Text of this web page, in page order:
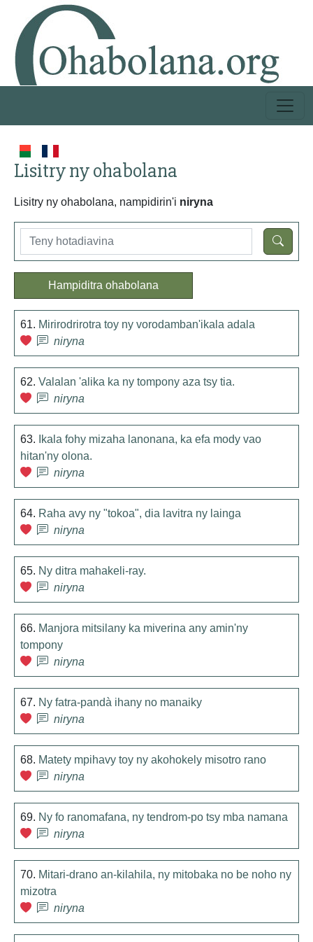
Lisitry ny ohabolana
Lisitry ny ohabolana, nampidirin'i niryna
Hampiditra ohabolana
61. Mirirodrirotra toy ny vorodamban'ikala adala
niryna
62. Valalan 'alika ka ny tompony aza tsy tia.
niryna
63.
Ikala fohy mizaha lanonana, ka efa mody vao
hitan'ny olona.
niryna
64. Raha avy ny "tokoa", dia lavitra ny lainga
niryna
65. Ny ditra mahakeli-ray.
niryna
66. Manjora mitsilany ka miverina any amin'ny
tompony
niryna
67. Ny fatra-pandà ihany no manaiky
niryna
68. Matety mpihavy toy ny akohokely misotro rano
niryna
69. Ny fo ranomafana, ny tendrom-po tsy mba namana
niryna
70. Mitari-drano an-kilahila, ny mitobaka no be noho ny
mizotra
niryna